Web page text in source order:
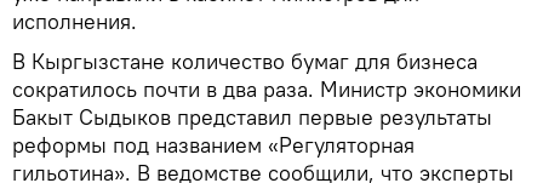
исполнения.
В Кыргызстане количество бумаг для бизнеса
сократилось почти в два раза. Министр экономики
Бакыт Сыдыков представил первые результаты
реформы под названием «Регуляторная
гильотина». В ведомстве сообщили, что эксперты